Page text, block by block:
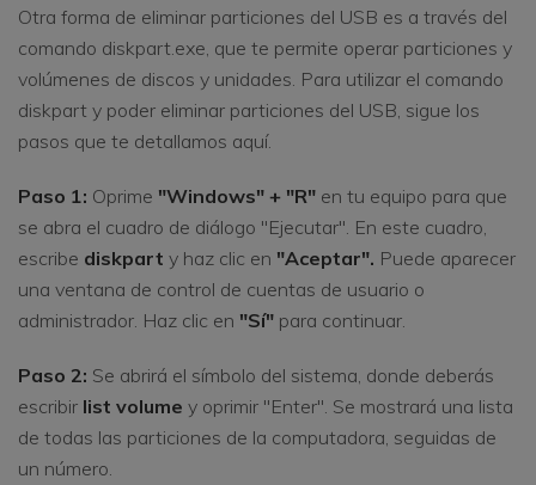
Otra forma de eliminar particiones del USB es a través del
comando diskpart.exe, que te permite operar particiones y
volúmenes de discos y unidades. Para utilizar el comando
diskpart y poder eliminar particiones del USB, sigue los
pasos que te detallamos aquí.
Paso 1: Oprime "Windows" + "R" en tu equipo para que
se abra el cuadro de diálogo "Ejecutar". En este cuadro,
escribe diskpart y haz clic en "Aceptar". Puede aparecer
una ventana de control de cuentas de usuario o
administrador. Haz clic en "Sí" para continuar.
Paso 2: Se abrirá el símbolo del sistema, donde deberás
escribir list volume y oprimir "Enter". Se mostrará una lista
de todas las particiones de la computadora, seguidas de
un número.